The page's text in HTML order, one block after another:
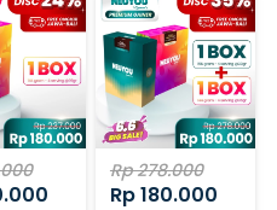
Rp 278.000
Rp 180.000